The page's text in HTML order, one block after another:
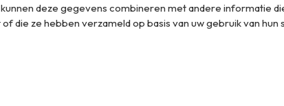
deze gegevens combineren met andere informatie
die ze hebben verzameld op basis van uw gebruik van hun
reizigers zijn vaak nieuwsgierige mensen die
leren. Een van de beste voornemens die je
komende jaar wilt leren, en waar ter wereld je dat
op Oahu, Italiaans leren in Florence of werken